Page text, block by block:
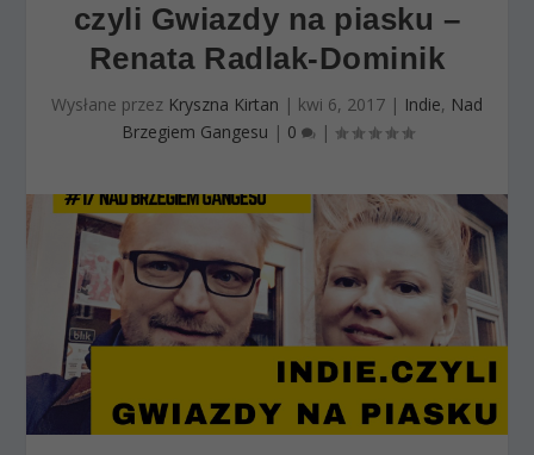
czyli Gwiazdy na piasku –
Renata Radlak-Dominik
Wysłane przez Kryszna Kirtan | kwi 6, 2017 | Indie, Nad
Brzegiem Gangesu | 0 |